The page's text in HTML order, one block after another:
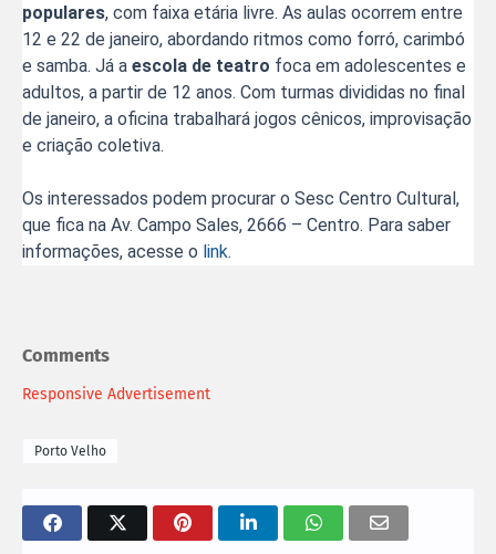
populares, com faixa etária livre. As aulas ocorrem entre
12 e 22 de janeiro, abordando ritmos como forró, carimbó
e samba. Já a escola de teatro foca em adolescentes e
adultos, a partir de 12 anos. Com turmas divididas no final
de janeiro, a oficina trabalhará jogos cênicos, improvisação
e criação coletiva.
Os interessados podem procurar o Sesc Centro Cultural,
que fica na Av. Campo Sales, 2666 – Centro. Para saber
informações, acesse o link.
Comments
Responsive Advertisement
Porto Velho